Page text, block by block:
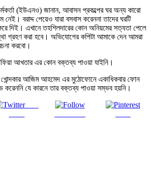
(ইউএনও) জানান, আবাসন প্রকল্পের ঘর অন্য কারো
নেই। বরাদ্দ পেয়েও যারা বসবাস করেননা তাদের ঘরটি
দিই। এখানে তহশিলদারের কোন অনিয়মের সত্যতা পেলে
গ্রহণ করা হবে। অভিযোগের কপিটা আমাকে দেন আমরা
করবো।
আখতার এর কোন বক্তব্য পাওয়া যাইনি।
খোন্দকার আজিম আহমেদ এর মুঠোফোনে একাধিকবার ফোন
করেননি যে কারনে তার বক্তব্য পাওয়া সম্ভব হয়নি।
Post